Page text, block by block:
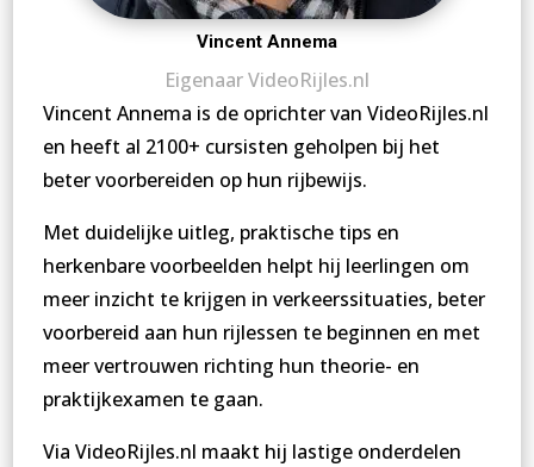
Vincent Annema
Eigenaar VideoRijles.nl
Vincent Annema is de oprichter van VideoRijles.nl
en heeft al 2100+ cursisten geholpen bij het
beter voorbereiden op hun rijbewijs.
Met duidelijke uitleg, praktische tips en
herkenbare voorbeelden helpt hij leerlingen om
meer inzicht te krijgen in verkeerssituaties, beter
voorbereid aan hun rijlessen te beginnen en met
meer vertrouwen richting hun theorie- en
praktijkexamen te gaan.
Via VideoRijles.nl maakt hij lastige onderdelen